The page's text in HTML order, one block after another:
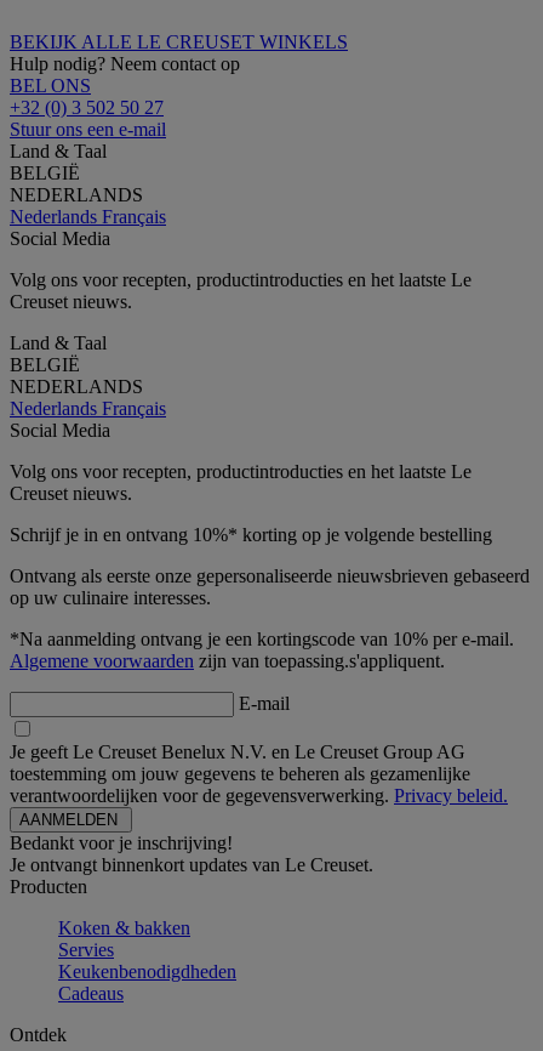
BEKIJK ALLE LE CREUSET WINKELS
Hulp nodig? Neem contact op
BEL ONS
+32 (0) 3 502 50 27
Stuur ons een e-mail
Land & Taal
BELGIË
NEDERLANDS
Nederlands Français
Social Media
Volg ons voor recepten, productintroducties en het laatste Le
Creuset nieuws.
Land & Taal
BELGIË
NEDERLANDS
Nederlands Français
Social Media
Volg ons voor recepten, productintroducties en het laatste Le
Creuset nieuws.
Schrijf je in en ontvang 10%* korting op je volgende bestelling
Ontvang als eerste onze gepersonaliseerde nieuwsbrieven gebaseerd
op uw culinaire interesses.
*Na aanmelding ontvang je een kortingscode van 10% per e-mail.
Algemene voorwaarden zijn van toepassing.s'appliquent.
E-mail
Je geeft Le Creuset Benelux N.V. en Le Creuset Group AG
toestemming om jouw gegevens te beheren als gezamenlijke
verantwoordelijken voor de gegevensverwerking. Privacy beleid.
Bedankt voor je inschrijving!
Je ontvangt binnenkort updates van Le Creuset.
Producten
Koken & bakken
Servies
Keukenbenodigdheden
Cadeaus
Ontdek